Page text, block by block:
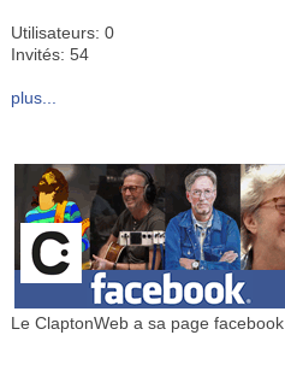
Utilisateurs: 0
Invités: 54
plus...
Le ClaptonWeb a sa page facebook